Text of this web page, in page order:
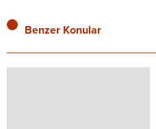
Benzer Konular